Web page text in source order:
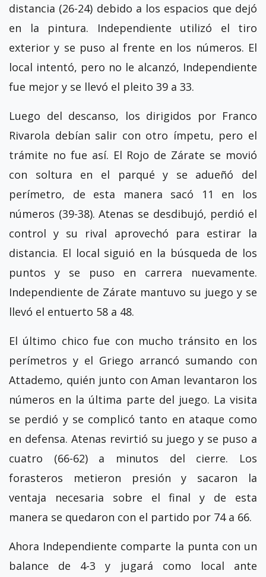
distancia (26-24) debido a los espacios que dejó
en la pintura. Independiente utilizó el tiro
exterior y se puso al frente en los números. El
local intentó, pero no le alcanzó, Independiente
fue mejor y se llevó el pleito 39 a 33.
Luego del descanso, los dirigidos por Franco
Rivarola debían salir con otro ímpetu, pero el
trámite no fue así. El Rojo de Zárate se movió
con soltura en el parqué y se adueñó del
perímetro, de esta manera sacó 11 en los
números (39-38). Atenas se desdibujó, perdió el
control y su rival aprovechó para estirar la
distancia. El local siguió en la búsqueda de los
puntos y se puso en carrera nuevamente.
Independiente de Zárate mantuvo su juego y se
llevó el entuerto 58 a 48.
El último chico fue con mucho tránsito en los
perímetros y el Griego arrancó sumando con
Attademo, quién junto con Aman levantaron los
números en la última parte del juego. La visita
se perdió y se complicó tanto en ataque como
en defensa. Atenas revirtió su juego y se puso a
cuatro (66-62) a minutos del cierre. Los
forasteros metieron presión y sacaron la
ventaja necesaria sobre el final y de esta
manera se quedaron con el partido por 74 a 66.
Ahora Independiente comparte la punta con un
balance de 4-3 y jugará como local ante